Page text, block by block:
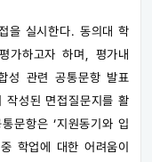
을 실시한다. 동의대 학
가하고자 하며, 평가내
성 관련 공통문항 발표
작성된 면접질문지를 활
문항은 ‘지원동기와 입
학업에 대한 어려움이